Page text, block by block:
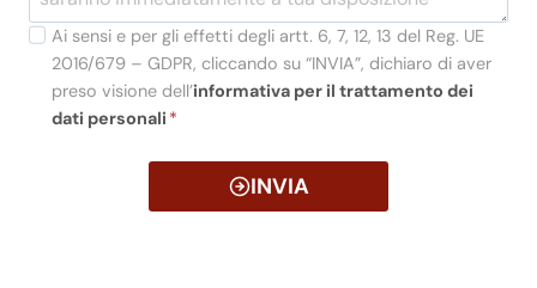
Ai sensi e per gli effetti degli artt. 6, 7, 12, 13 del Reg. UE
2016/679 – GDPR, cliccando su “INVIA”, dichiaro di aver
preso visione dell’informativa per il trattamento dei
dati personali *
INVIA